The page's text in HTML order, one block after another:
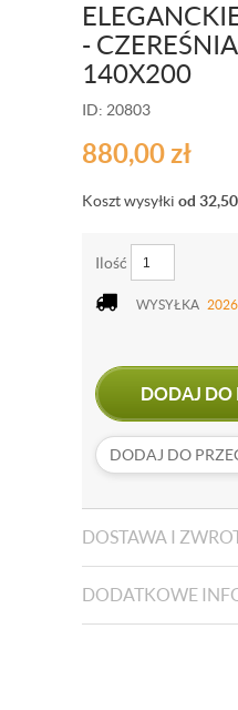
-
140X200
ID: 20803
880,00zł
Koszt wysyłki od 32,50
Ilość
WYSYŁKA
DODAJ DO
DODAJ DO
DOSTAWA I
DODATKOWE